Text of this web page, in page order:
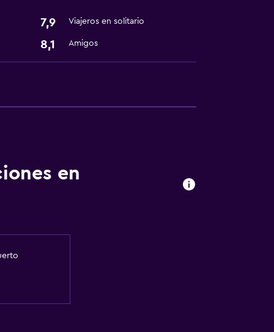
7,9 Viajeros en solitario
8,1 Amigos
en